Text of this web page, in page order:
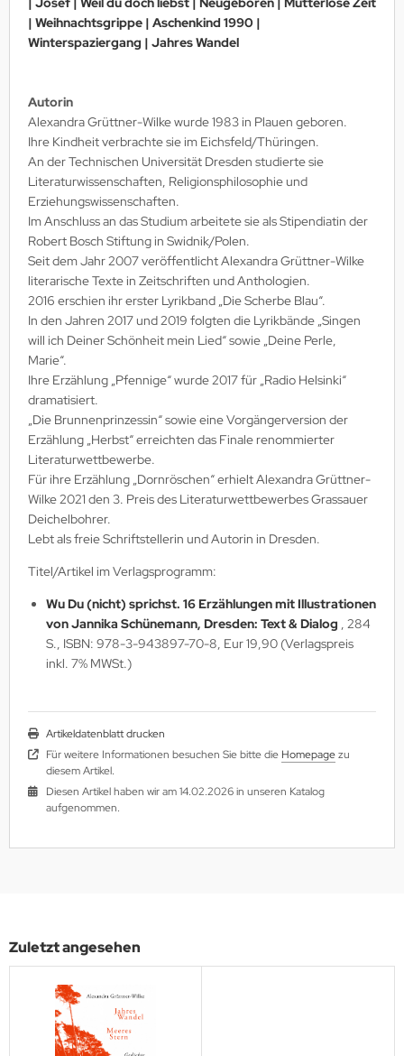
| Weihnachtsgrippe | Aschenkind 1990 |
Winterspaziergang | Jahres Wandel
Autorin
Alexandra Grüttner-Wilke wurde 1983 in Plauen geboren.
Ihre Kindheit verbrachte sie im Eichsfeld/Thüringen.
An der Technischen Universität Dresden studierte sie
Literaturwissenschaften, Religionsphilosophie und
Erziehungswissenschaften.
Im Anschluss an das Studium arbeitete sie als Stipendiatin der
Robert Bosch Stiftung in Swidnik/Polen.
Seit dem Jahr 2007 veröffentlicht Alexandra Grüttner-Wilke
literarische Texte in Zeitschriften und Anthologien.
2016 erschien ihr erster Lyrikband „Die Scherbe Blau“.
In den Jahren 2017 und 2019 folgten die Lyrikbände „Singen
will ich Deiner Schönheit mein Lied“ sowie „Deine Perle,
Marie“.
Ihre Erzählung „Pfennige“ wurde 2017 für „Radio Helsinki“
dramatisiert.
„Die Brunnenprinzessin“ sowie eine Vorgängerversion der
Erzählung „Herbst“ erreichten das Finale renommierter
Literaturwettbewerbe.
Für ihre Erzählung „Dornröschen“ erhielt Alexandra Grüttner-
Wilke 2021 den 3. Preis des Literaturwettbewerbes Grassauer
Deichelbohrer.
Lebt als freie Schriftstellerin und Autorin in Dresden.
Titel/Artikel im Verlagsprogramm:
Wu Du (nicht) sprichst. 16 Erzählungen mit Illustrationen
von Jannika Schünemann, Dresden: Text & Dialog , 284
S., ISBN: 978-3-943897-70-8, Eur 19,90 (Verlagspreis
inkl. 7% MWSt.)
Artikeldatenblatt drucken
Für weitere Informationen besuchen Sie bitte die Homepagezu
diesem Artikel.
Diesen Artikel haben wir am 14.02.2026 in unseren Katalog
aufgenommen.
Zuletzt angesehen